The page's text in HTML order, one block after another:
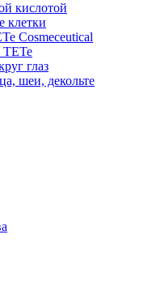
кислотой
клетки
Cosmeceutical
глаз
шеи, декольте